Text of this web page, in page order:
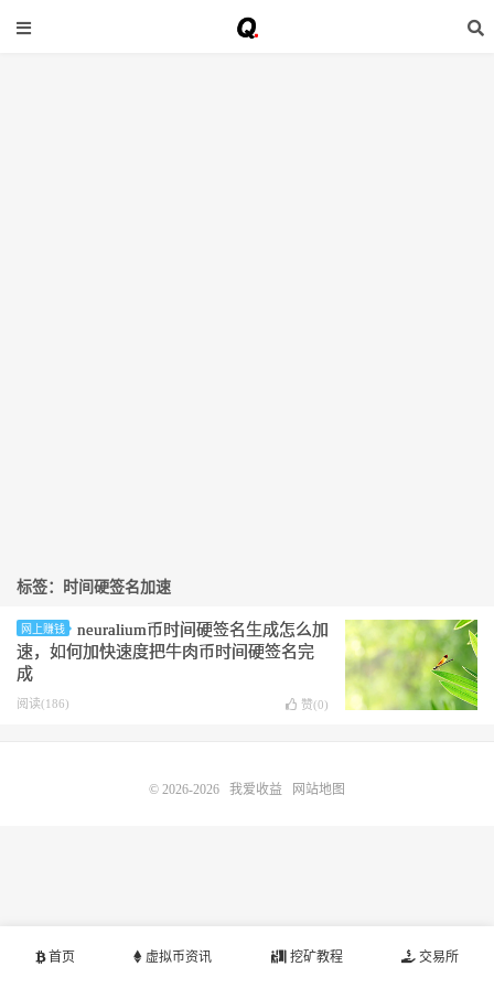
标签：时间硬签名加速
网上赚钱
neuralium币时间硬签名生成怎么加
速，如何加快速度把牛肉币时间硬签名完
成
阅读(186) 赞(0)
首页 虚拟币资讯 挖矿教程 交易所
© 2026-2026 我爱收益 网站地图